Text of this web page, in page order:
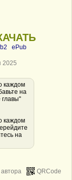
ePub
2025
каждом
на
главы"
каждом
на
QRCode